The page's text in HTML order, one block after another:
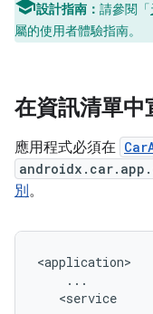
設計指南： 請參閱「
屬的使用者體驗指南。
在資訊清單中
應用程式必須在
別。